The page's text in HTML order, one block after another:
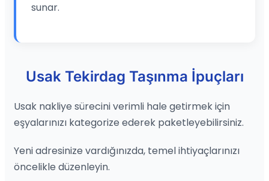
sunar.
Usak Tekirdag Taşınma İpuçları
Usak nakliye sürecini verimli hale getirmek için
eşyalarınızı kategorize ederek paketleyebilirsiniz.
Yeni adresinize vardığınızda, temel ihtiyaçlarınızı
öncelikle düzenleyin.